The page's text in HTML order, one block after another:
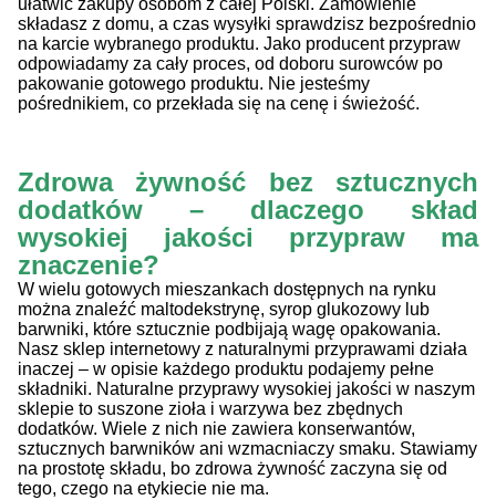
ułatwić zakupy osobom z całej Polski. Zamówienie
składasz z domu, a czas wysyłki sprawdzisz bezpośrednio
na karcie wybranego produktu. Jako producent przypraw
odpowiadamy za cały proces, od doboru surowców po
pakowanie gotowego produktu. Nie jesteśmy
pośrednikiem, co przekłada się na cenę i świeżość.
Zdrowa żywność bez sztucznych
dodatków – dlaczego skład
wysokiej jakości przypraw ma
znaczenie?
W wielu gotowych mieszankach dostępnych na rynku
można znaleźć maltodekstrynę, syrop glukozowy lub
barwniki, które sztucznie podbijają wagę opakowania.
Nasz sklep internetowy z naturalnymi przyprawami działa
inaczej – w opisie każdego produktu podajemy pełne
składniki. Naturalne przyprawy wysokiej jakości w naszym
sklepie to suszone zioła i warzywa bez zbędnych
dodatków. Wiele z nich nie zawiera konserwantów,
sztucznych barwników ani wzmacniaczy smaku. Stawiamy
na prostotę składu, bo zdrowa żywność zaczyna się od
tego, czego na etykiecie nie ma.